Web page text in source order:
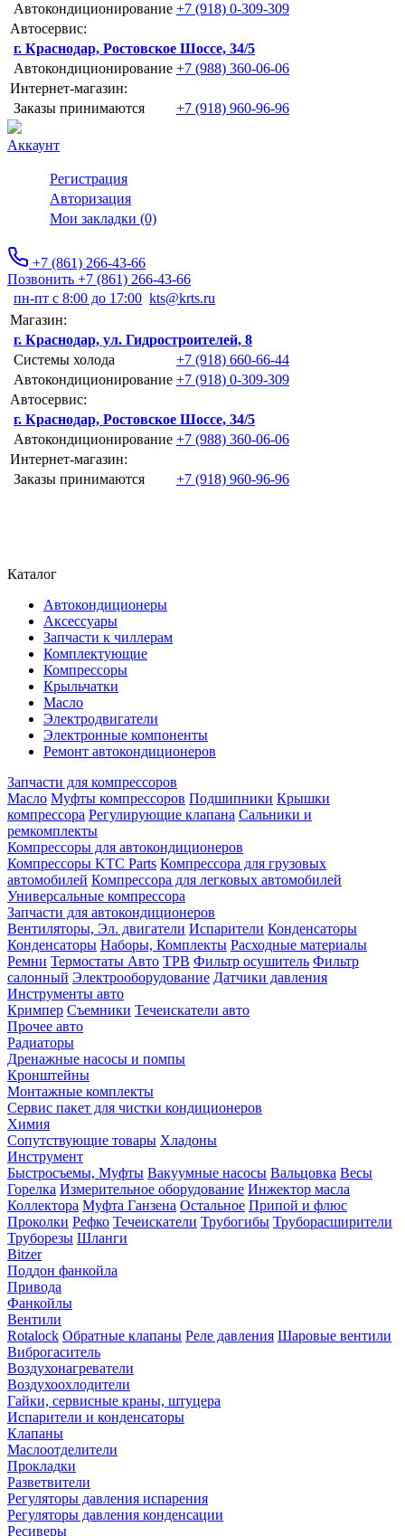
Автокондиционирование +7 (918) 0-309-309
Автосервис:
г. Краснодар, Ростовское Шоссе, 34/5
Автокондиционирование +7 (988) 360-06-06
Интернет-магазин:
Заказы принимаются
+7 (918) 960-96-96
Аккаунт
Регистрация
Авторизация
Мои закладки (0)
+7 (861) 266-43-66
Позвонить +7 (861) 266-43-66
пн-пт с 8:00 до 17:00 kts@krts.ru
Магазин:
г. Краснодар, ул. Гидростроителей, 8
Системы холода
+7 (918) 660-66-44
Автокондиционирование +7 (918) 0-309-309
Автосервис:
г. Краснодар, Ростовское Шоссе, 34/5
Автокондиционирование +7 (988) 360-06-06
Интернет-магазин:
Заказы принимаются
+7 (918) 960-96-96
Каталог
Автокондиционеры
Аксессуары
Запчасти к чиллерам
Комплектующие
Компрессоры
Крыльчатки
Масло
Электродвигатели
Электронные компоненты
Ремонт автокондиционеров
Запчасти для компрессоров
Масло Муфты компрессоров Подшипники Крышки
компрессора Регулирующие клапана Сальники и
ремкомплекты
Компрессоры для автокондиционеров
Компрессоры KTC Parts Компрессора для грузовых
автомобилей Компрессора для легковых автомобилей
Универсальные компрессора
Запчасти для автокондиционеров
Вентиляторы, Эл. двигатели Испарители Конденсаторы
Конденсаторы Наборы, Комплекты Расходные материалы
Ремни Термостаты Авто ТРВ Фильтр осушитель Фильтр
салонный Электрооборудование Датчики давления
Инструменты авто
Кримпер Съемники Течеискатели авто
Прочее авто
Радиаторы
Дренажные насосы и помпы
Кронштейны
Монтажные комплекты
Сервис пакет для чистки кондиционеров
Химия
Сопутствующие товары Хладоны
Инструмент
Быстросъемы, Муфты Вакуумные насосы Вальцовка Весы
Горелка Измерительное оборудование Инжектор масла
Коллектора Муфта Ганзена Остальное Припой и флюс
Проколки Рефко Течеискатели Трубогибы Труборасширители
Труборезы Шланги
Bitzer
Поддон фанкойла
Привода
Фанкойлы
Вентили
Rotalock Обратные клапаны Реле давления Шаровые вентили
Виброгаситель
Воздухонагреватели
Воздухоохлодители
Гайки, сервисные краны, штуцера
Испарители и конденсаторы
Клапаны
Маслоотделители
Прокладки
Разветвители
Регуляторы давления испарения
Регуляторы давления конденсации
Ресиверы